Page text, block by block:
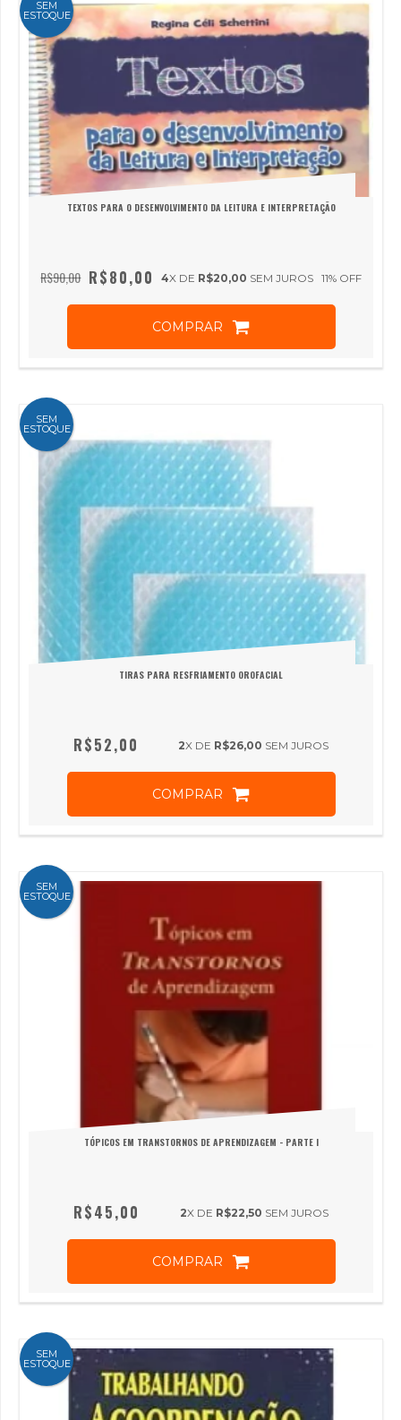
SEM
ESTOQUE
TEXTOS PARA O DESENVOLVIMENTO DA LEITURA E INTERPRETAÇÃO
R$90,00 11% OFF
R$80,00 4X DE R$20,00 SEM JUROS
COMPRAR
SEM
ESTOQUE
TIRAS PARA RESFRIAMENTO OROFACIAL
R$52,00 2X DE R$26,00 SEM JUROS
COMPRAR
SEM
ESTOQUE
TÓPICOS EM TRANSTORNOS DE APRENDIZAGEM - PARTE I
R$45,00 2X DE R$22,50 SEM JUROS
COMPRAR
SEM
ESTOQUE